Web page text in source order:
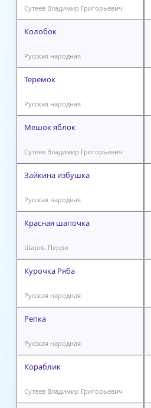
Сутеев Владимир Григорьевич
Колобок
Русская народная
Теремок
Русская народная
Мешок яблок
Сутеев Владимир Григорьевич
Зайкина избушка
Русская народная
Красная шапочка
Шарль Перро
Курочка Ряба
Русская народная
Репка
Русская народная
Кораблик
Сутеев Владимир Григорьевич